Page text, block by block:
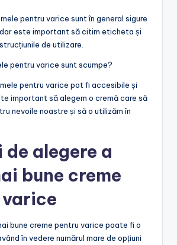
pentru varice sunt în general sigure
este important să citim eticheta și
de utilizare.
pentru varice sunt scumpe?
pentru varice pot fi accesibile și
important să alegem o cremă care să
nevoile noastre și să o utilizăm în
alegere a
bune creme
bune creme pentru varice poate fi o
în vedere numărul mare de opțiuni